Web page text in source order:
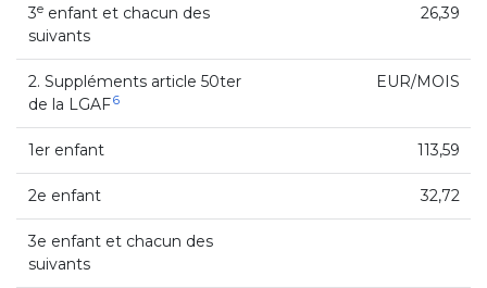
3eenfant et chacun des
suivants
26,39
2. Suppléments article 50ter
de la LGAF6
EUR/MOIS
1er enfant 113,59
2e enfant 32,72
3e enfant et chacun des
suivants